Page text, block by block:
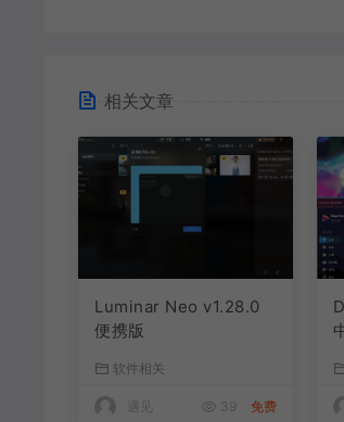
相关文章
Luminar Neo v1.28.0
便携版
软件相关
遇见 39 免费